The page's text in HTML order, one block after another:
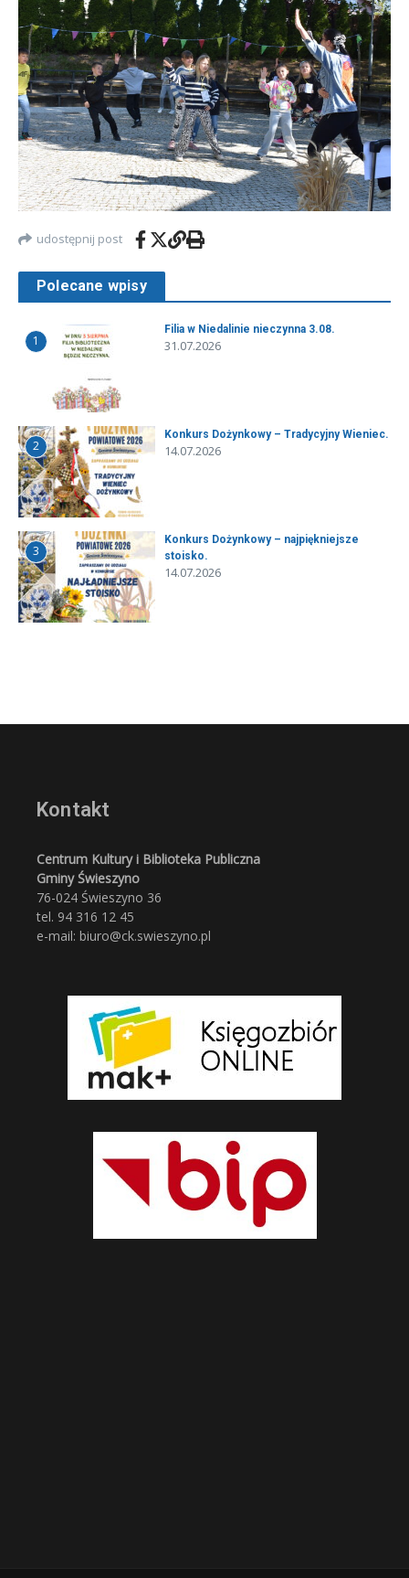
udostępnij post
Polecane wpisy
1
Filia w Niedalinie nieczynna 3.08.
31.07.2026
2
Konkurs Dożynkowy – Tradycyjny Wieniec.
14.07.2026
3
Konkurs Dożynkowy – najpiękniejsze
stoisko.
14.07.2026
Kontakt
Centrum Kultury i Biblioteka Publiczna
Gminy Świeszyno
76-024 Świeszyno 36
tel. 94 316 12 45
e-mail: biuro@ck.swieszyno.pl